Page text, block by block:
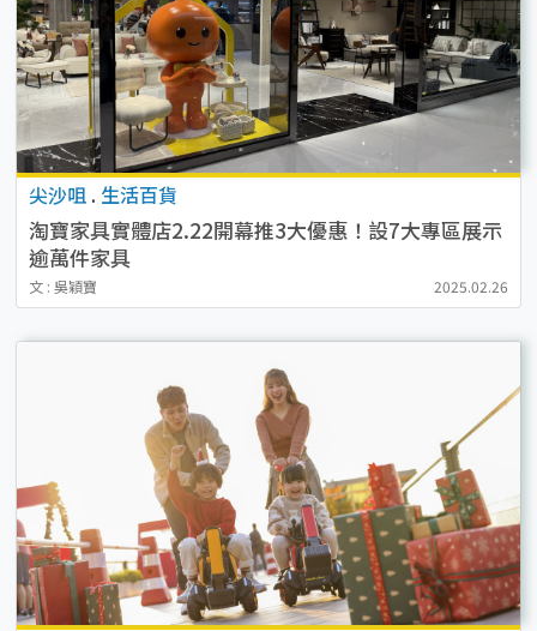
尖沙咀 . 生活百貨
淘寶家具實體店2.22開幕推3大優惠！設7大專區展示
逾萬件家具
文 : 吳穎寶 2025.02.26